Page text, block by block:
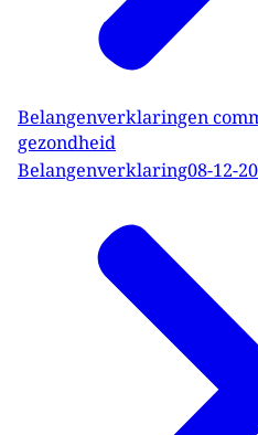
Belangenverklaringen
gezondheid
Belangenverklaring08-12-